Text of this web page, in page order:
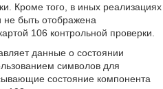
Кроме того, в иных реализациях
не быть отображена
106 контрольной проверки.
данные о состоянии
символов для
состояние компонента